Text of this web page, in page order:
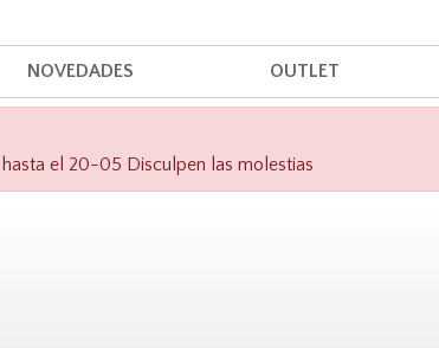
NOVEDADES OUTLET
el 20-05 Disculpen las molestias